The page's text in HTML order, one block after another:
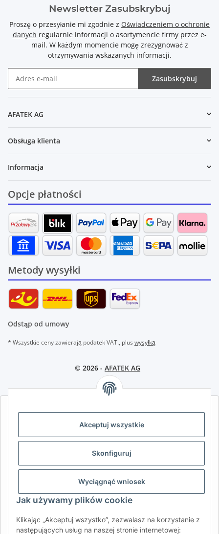
Akceptuj wszystkie
Skonfiguruj
Wyciągnąć wniosek
Jak używamy plików cookie
Klikając „Akceptuj wszystko”, zezwalasz na korzystanie z
następujących usług na naszej stronie internetowej:
Newsletter Zasubskrybuj
Proszę o przesyłanie mi zgodnie z Oświadczeniem o ochronie
danych regularnie informacji o asortymencie firmy przez e-
mail. W każdym momencie mogę zrezygnować z
otrzymywania wskazanych informacji.
Zasubskrybuj
AFATEK AG
Obsługa klienta
Informacja
Opcje płatności
Metody wysyłki
Odstąp od umowy
* Wszystkie ceny zawierają podatek VAT., plus wysyłką
© 2026 - AFATEK AG
AFATEK INTERNATIONAL – WYBIERZ REGION I JĘZYK | SELECT
DE AT CH (DE) CH (FR)
BE (NL) BE (FR)
SE FI
RO HR